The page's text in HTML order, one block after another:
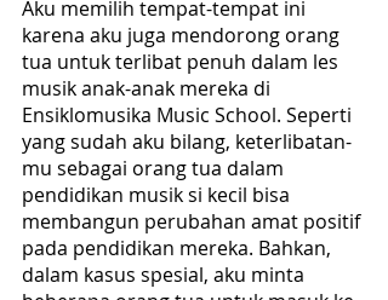
Aku memilih tempat-tempat ini
karena aku juga mendorong orang
tua untuk terlibat penuh dalam les
musik anak-anak mereka di
Ensiklomusika Music School. Seperti
yang sudah aku bilang, keterlibatan-
mu sebagai orang tua dalam
pendidikan musik si kecil bisa
membangun perubahan amat positif
pada pendidikan mereka. Bahkan,
dalam kasus spesial, aku minta